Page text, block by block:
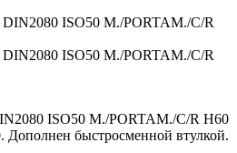
ISO50 M./PORTAM./C/R H60
быстросменной втулкой.